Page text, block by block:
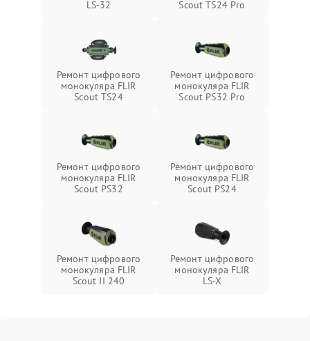
LS-32
Scout TS24 Pro
Ремонт цифрового
монокуляра FLIR
Scout TS24
Ремонт цифрового
монокуляра FLIR
Scout PS32 Pro
Ремонт цифрового
монокуляра FLIR
Scout PS32
Ремонт цифрового
монокуляра FLIR
Scout PS24
Ремонт цифрового
монокуляра FLIR
Scout II 240
Ремонт цифрового
монокуляра FLIR
LS-X